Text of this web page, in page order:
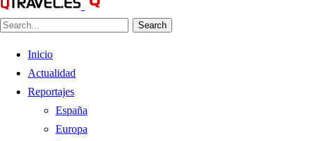
Search
Inicio
Actualidad
Reportajes
España
Europa